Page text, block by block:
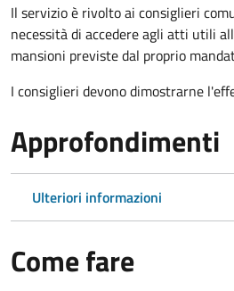
Il servizio è rivolto ai consiglieri
necessità di accedere agli atti utili
mansioni previste dal proprio
I consiglieri devono dimostrarne
Approfondimenti
Ulteriori informazioni
Come fare